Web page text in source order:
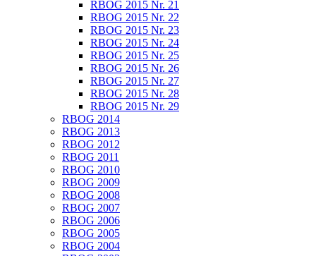
RBOG 2015 Nr. 21
RBOG 2015 Nr. 22
RBOG 2015 Nr. 23
RBOG 2015 Nr. 24
RBOG 2015 Nr. 25
RBOG 2015 Nr. 26
RBOG 2015 Nr. 27
RBOG 2015 Nr. 28
RBOG 2015 Nr. 29
RBOG 2014
RBOG 2013
RBOG 2012
RBOG 2011
RBOG 2010
RBOG 2009
RBOG 2008
RBOG 2007
RBOG 2006
RBOG 2005
RBOG 2004